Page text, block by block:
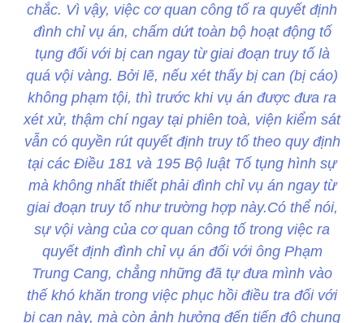
chắc. Vì vậy, việc cơ quan công tố ra quyết định
đình chỉ vụ án, chấm dứt toàn bộ hoạt động tố
tụng đối với bị can ngay từ giai đoạn truy tố là
quá vội vàng. Bởi lẽ, nếu xét thấy bị can (bị cáo)
không phạm tội, thì trước khi vụ án được đưa ra
xét xử, thậm chí ngay tại phiên toà, viện kiểm sát
vẫn có quyền rút quyết định truy tố theo quy định
tại các Điều 181 và 195 Bộ luật Tố tụng hình sự
mà không nhất thiết phải đình chỉ vụ án ngay từ
giai đoạn truy tố như trường hợp này.Có thể nói,
sự vội vàng của cơ quan công tố trong việc ra
quyết định đình chỉ vụ án đối với ông Phạm
Trung Cang, chẳng những đã tự đưa mình vào
thế khó khăn trong việc phục hồi điều tra đối với
bị can này, mà còn ảnh hưởng đến tiến độ chung